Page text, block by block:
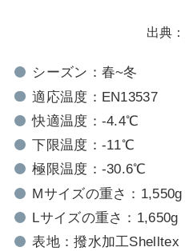
出典：
シーズン：春~冬
適応温度：EN13537
快適温度：-4.4℃
下限温度：-11℃
極限温度：-30.6℃
Mサイズの重さ：1,550g
Lサイズの重さ：1,650g
表地：撥水加工Shelltex